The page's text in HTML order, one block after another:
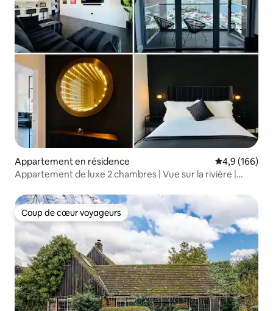
Appartement en résidence Évaluation
4,9 (166)
Appartement de luxe 2 chambres | Vue sur la rivière |
Coup de cœur voyageurs
Coup de cœur voyageurs